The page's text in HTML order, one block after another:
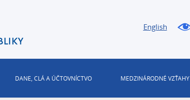
English
DANE, CLÁ A ÚČTOVNÍCTVO MEDZINÁRODNÉ VZŤAHY